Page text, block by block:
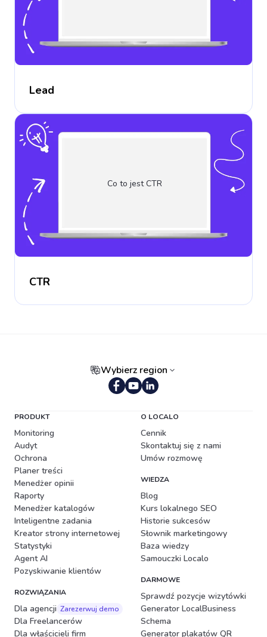
Lead
Co to jest CTR
CTR
Wybierz region
PRODUKT
Monitoring
Audyt
Ochrona
Planer treści
Menedżer opinii
Raporty
Menedżer katalogów
Inteligentne zadania
Kreator strony internetowej
Statystyki
Agent AI
Pozyskiwanie klientów
ROZWIĄZANIA
Dla agencji Zarezerwuj demo
Dla Freelancerów
Dla właścicieli firm
O LOCALO
Cennik
Skontaktuj się z nami
Umów rozmowę
WIEDZA
Blog
Kurs lokalnego SEO
Historie sukcesów
Słownik marketingowy
Baza wiedzy
Samouczki Localo
DARMOWE
Sprawdź pozycje wizytówki
Generator LocalBusiness
Schema
Generator plakatów QR